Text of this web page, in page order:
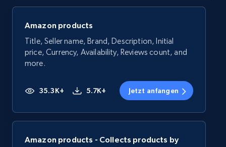
Amazon products
Title, Seller name, Brand, Description, Initial
price, Currency, Availability, Reviews count, and
more.
35.3K+ 5.7K+ Jetzt anfangen
Amazon products - Collects products by